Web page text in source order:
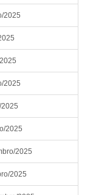
2025
2025
2025
2025
2025